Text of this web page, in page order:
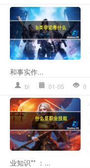
和事实作...
bl 01-05 0
业知识** ：...